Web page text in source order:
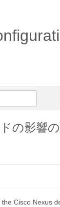
の影響
Cisco Nexus